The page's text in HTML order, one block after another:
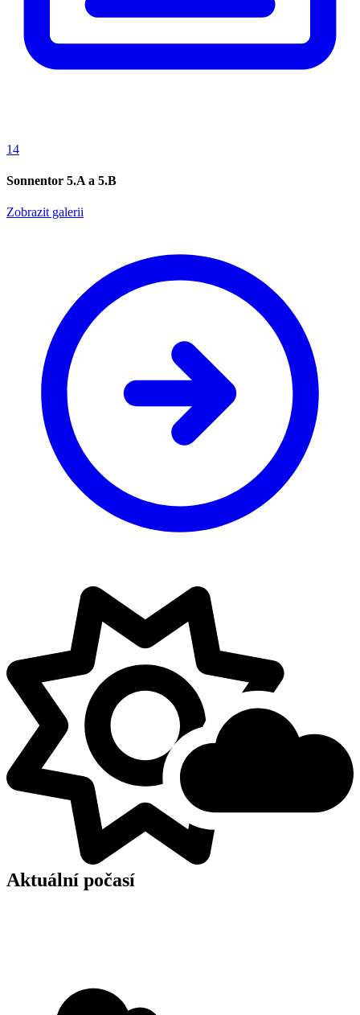
14
Sonnentor 5.A a 5.B
Zobrazit galerii
Aktuální počasí